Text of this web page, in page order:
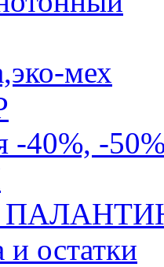
мех
-40%, -
остатки